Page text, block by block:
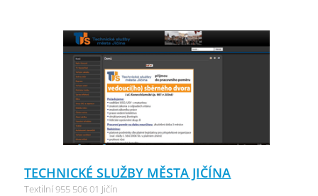
TECHNICKÉ SLUŽBY MĚSTA JIČÍNA
Textilní 955 506 01 Jičín